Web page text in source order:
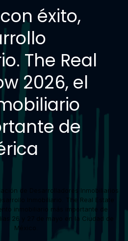
éxito,
The Real
2026, el
de
de Desarrolladores Inmobiliarios
Inmobiliario. The Real Estate
inmobiliario más importante de
26 y 27 de mayo en la Ciudad de
México.